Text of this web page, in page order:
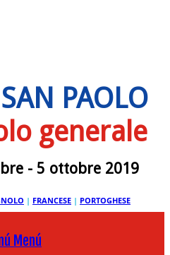
PAOLO
generale
- 5 ottobre 2019
| FRANCESE | PORTOGHESE
Menú